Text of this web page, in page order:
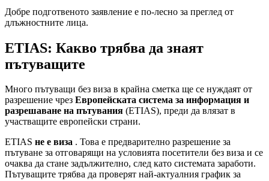
Добре подготвеното заявление е по-лесно за преглед от
длъжностните лица.
ETIAS: Какво трябва да знаят
пътуващите
Много пътуващи без виза в крайна сметка ще се нуждаят от
разрешение чрез Европейската система за информация и
разрешаване на пътувания (ETIAS), преди да влязат в
участващите европейски страни.
ETIAS не е виза . Това е предварително разрешение за
пътуване за отговарящи на условията посетители без виза и се
очаква да стане задължително, след като системата заработи.
Пътуващите трябва да проверят най-актуалния график за